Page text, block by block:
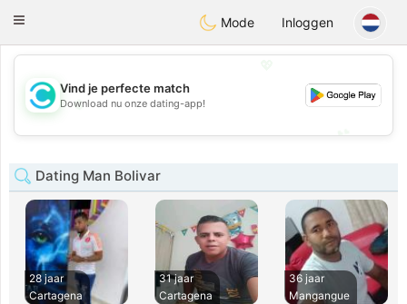
olombiaCitas
Toggle
Mode Inloggen
💖
💕
Vind je perfecte match
Download nu onze dating-app!
Dating Man Bolivar
28 jaar
Cartagena
31 jaar
Cartagena
36 jaar
Mangangue